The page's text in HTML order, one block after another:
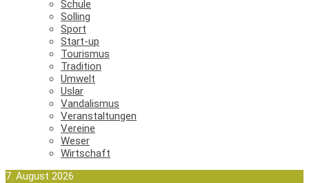
Schule
Solling
Sport
Start-up
Tourismus
Tradition
Umwelt
Uslar
Vandalismus
Veranstaltungen
Vereine
Weser
Wirtschaft
7. August 2026